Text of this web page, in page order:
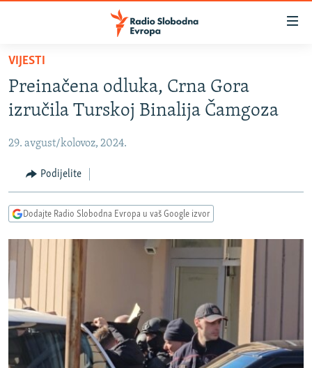
Pređite
glavni
sadržaj
na
navigaciju
Pređite
na
BOSNA I HERCEGOVINA
KOSOVO
CRNA GORA
VIDEO
FOTOGALERIJE
INFOGRAFIKE
PODCASTI
RAT U UKRAJINI
KINA NA BALKANU
RSE PRIČE IZ SVIJETA
ISPRIČAJ MI
DNEVNO@RSE
VIJESTI
Preinačena odluka, Crna Gora
izručila Turskoj Binalija Čamgoza
29. avgust/kolovoz, 2024.
Podijelite
Dodajte Radio Slobodna Evropa u vaš Google izvor